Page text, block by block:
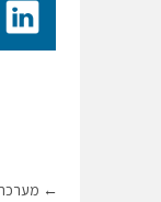
←